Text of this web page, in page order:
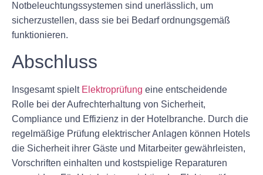
Notbeleuchtungssystemen sind unerlässlich, um
sicherzustellen, dass sie bei Bedarf ordnungsgemäß
funktionieren.
Abschluss
Insgesamt spielt Elektroprüfung eine entscheidende
Rolle bei der Aufrechterhaltung von Sicherheit,
Compliance und Effizienz in der Hotelbranche. Durch die
regelmäßige Prüfung elektrischer Anlagen können Hotels
die Sicherheit ihrer Gäste und Mitarbeiter gewährleisten,
Vorschriften einhalten und kostspielige Reparaturen